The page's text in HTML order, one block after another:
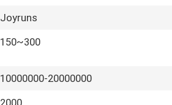
Joyruns
150~300
10000000-20000000
2000